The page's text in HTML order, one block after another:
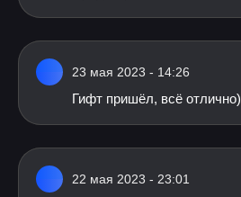
23 мая 2023 - 14:26
Гифт пришёл, всё отлично)
22 мая 2023 - 23:01